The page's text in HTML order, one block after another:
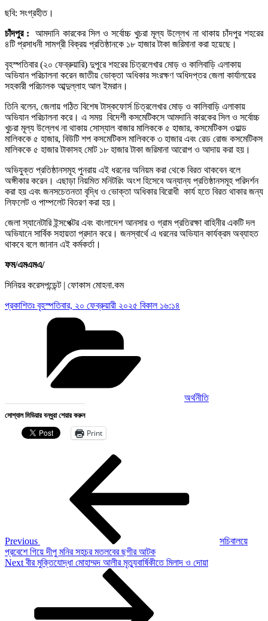
ছবি: সংগ্রহীত।
চাঁদপুর :
আমদানি কারকের সিল ও সর্বোচ্চ খুচরা মূল্য উল্লেখ না থাকায় চাঁদপুর শহরের
৪টি প্রসাধনী সামগ্রী বিক্রয় প্রতিষ্ঠানকে ১৮ হাজার টাকা জরিমানা করা হয়েছে।
বৃহস্পতিবার (২০ ফেব্রুয়ারি) দুপুরে শহরের চিত্রলেখার মোড় ও কালিবাড়ি এলাকায়
অভিযান পরিচালনা করেন জাতীয় ভোক্তা অধিকার সংরক্ষণ অধিদপ্তর জেলা কার্যালয়ের
সহকারী পরিচালক আব্দুল্লাহ আল ইমরান।
তিনি বলেন, জেলায় গঠিত বিশেষ টাস্কফোর্স চিত্রলেখার মোড় ও কালিবাড়ি এলাকায়
অভিযান পরিচালনা করে। এ সময় বিদেশী কসমেটিকসে আমদানি কারকের সিল ও সর্বোচ্চ
খুচরা মূল্য উল্লেখ না থাকায় সোস্যাল বাজার মালিককে ৫ হাজার, কসমেটিকস ওয়াল্ড
মালিককে ৫ হাজার, বিউটি শপ কসমেটিকস মালিককে ৩ হাজার এবং রেড রোজ কসমেটিকস
মালিককে ৫ হাজার টাকাসহ মোট ১৮ হাজার টাকা জরিমানা আরোপ ও আদায় করা হয়।
অভিযুক্ত প্রতিষ্ঠানসমূহ পুনরায় এই ধরনের অনিয়ম করা থেকে বিরত থাকবেন বলে
অঙ্গীকার করেন। এছাড়া নিয়মিত মনিটরিং অংশ হিসেবে অন্যান্য প্রতিষ্ঠানসমূহ পরিদর্শন
করা হয় এবং জনসচেতনতা বৃদ্ধি ও ভোক্তা অধিকার বিরোধী কার্য হতে বিরত থাকার জন্য
লিফলেট ও পাম্পলেট বিতরণ করা হয়।
জেলা স্যানেটারি ইন্সপেক্টর এবং বাংলাদেশ আনসার ও গ্রাম প্রতিরক্ষা বাহিনীর একটি দল
অভিযানে সার্বিক সহায়তা প্রদান করে। জনস্বার্থে এ ধরনের অভিযান কার্যক্রম অব্যাহত
থাকবে বলে জানান এই কর্মকর্তা।
ফম/এমএমএ/
সিনিয়র করেসপন্ডেন্ট | ফোকাস মোহনা.কম
প্রকাশিতঃ বৃহস্পতিবার, ২০ ফেব্রুয়ারী ২০২৫ বিকাল ১৬:১৪
অর্থনীতি
সোশ্যাল মিডিয়ার বন্ধুরা শেয়ার করুন
Print
Previous
সচিবালয়ে
প্রবেশে গিয়ে দীপু মনির সহচর মতলবের ছগীর আটক
Next
Next বীর মুক্তিযোদ্ধা মোহাম্মদ আলীর মৃত্যুবার্ষিকীতে মিলাদ ও দোয়া